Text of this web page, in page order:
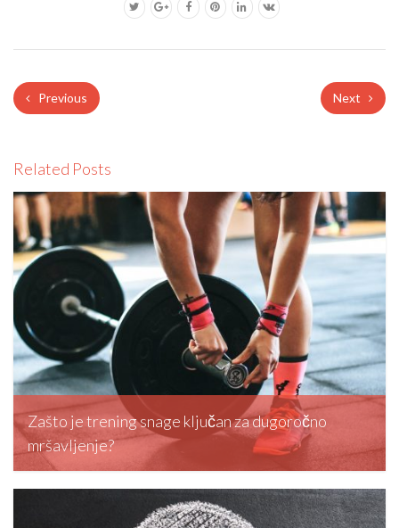
Previous Next
Related Posts
Zašto je trening snage ključan za dugoročno
mršavljenje?
editormd, March 20, 2026